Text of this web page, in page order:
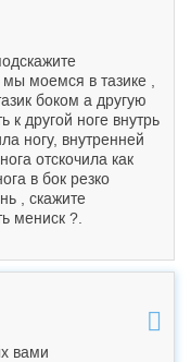
моемся в тазике ,
боком а другую
к другой ноге внутрь
ногу, внутренней
отскочила как
в бок резко
, скажите
мениск ?.
вами